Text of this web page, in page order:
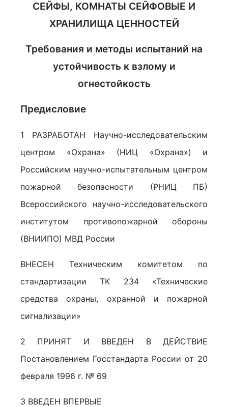
СЕЙФЫ, КОМНАТЫ СЕЙФОВЫЕ И
ХРАНИЛИЩА ЦЕННОСТЕЙ
Требования и методы испытаний на
устойчивость к взлому и
огнестойкость
Предисловие
1 РАЗРАБОТАН Научно-исследовательским
центром «Охрана» (НИЦ «Охрана») и
Российским научно-испытательным центром
пожарной безопасности (РНИЦ ПБ)
Всероссийского научно-исследовательского
институтом противопожарной обороны
(ВНИИПО) МВД России
ВНЕСЕН Техническим комитетом по
стандартизации ТК 234 «Технические
средства охраны, охранной и пожарной
сигнализации»
2 ПРИНЯТ И ВВЕДЕН В ДЕЙСТВИЕ
Постановлением Госстандарта России от 20
февраля 1996 г. № 69
3 ВВЕДЕН ВПЕРВЫЕ